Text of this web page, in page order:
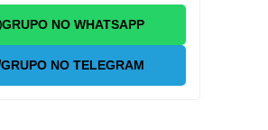
GRUPO NO WHATSAPP
GRUPO NO TELEGRAM